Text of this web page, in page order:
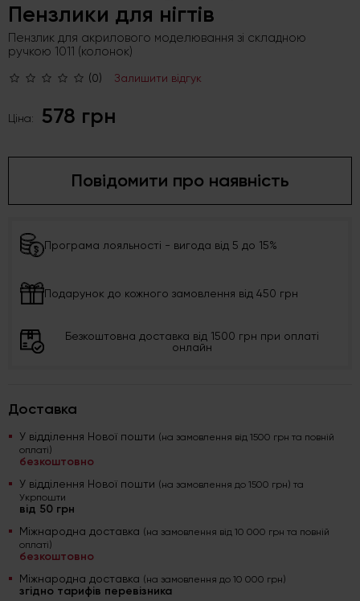
Пензлики для нігтів
Пензлик для акрилового моделювання зі складною
ручкою 1011 (колонок)
(0) Залишити відгук
Ціна: 578 грн
Повідомити про наявність
Програма лояльності - вигода від 5 до 15%
Подарунок до кожного замовлення від 450 грн
Безкоштовна доставка від 1500 грн при оплаті
онлайн
Доставка
У відділення Нової пошти (на замовлення від 1500 грн та повній
оплаті)
безкоштовно
У відділення Нової пошти (на замовлення до 1500 грн) та
Укрпошти
від 50 грн
Міжнародна доставка (на замовлення від 10 000 грн та повній
оплаті)
безкоштовно
Міжнародна доставка (на замовлення до 10 000 грн)
згідно тарифів перевізника